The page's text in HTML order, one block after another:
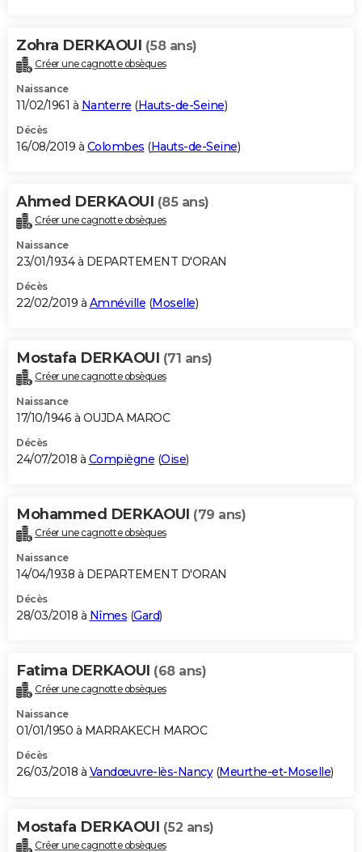
Zohra DERKAOUI (58 ans)
Créer une cagnotte obsèques
Naissance
11/02/1961 à Nanterre (Hauts-de-Seine)
Décès
16/08/2019 à Colombes (Hauts-de-Seine)
Ahmed DERKAOUI (85 ans)
Créer une cagnotte obsèques
Naissance
23/01/1934 à DEPARTEMENT D'ORAN
Décès
22/02/2019 à Amnéville (Moselle)
Mostafa DERKAOUI (71 ans)
Créer une cagnotte obsèques
Naissance
17/10/1946 à OUJDA MAROC
Décès
24/07/2018 à Compiègne (Oise)
Mohammed DERKAOUI (79 ans)
Créer une cagnotte obsèques
Naissance
14/04/1938 à DEPARTEMENT D'ORAN
Décès
28/03/2018 à Nîmes (Gard)
Fatima DERKAOUI (68 ans)
Créer une cagnotte obsèques
Naissance
01/01/1950 à MARRAKECH MAROC
Décès
26/03/2018 à Vandœuvre-lès-Nancy(Meurthe-et-Moselle)
Mostafa DERKAOUI (52 ans)
Créer une cagnotte obsèques